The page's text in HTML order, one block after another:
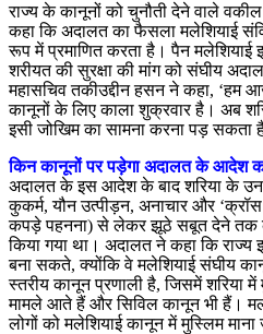
राज्य के कानूनों को चुनौती देने वाले
कहा कि अदालत का फैसला मलेशियाई
रूप में प्रमाणित करता है। पैन मलेशियाई
शरीयत की सुरक्षा की मांग को संघीय
महासचिव तकीउद्दीन हसन ने कहा, ‘हम
कानूनों के लिए काला शुक्रवार है। अब
इसी जोखिम का सामना करना पड़ सकता
किन कानूनों पर पड़ेगा अदालत के आदेश
अदालत के इस आदेश के बाद शरिया के उन
कुकर्म, यौन उत्पीड़न, अनाचार और
कपड़े पहनना) से लेकर झूठे सबूत देने तक के
किया गया था। अदालत ने कहा कि राज्य
बना सकते, क्योंकि वे मलेशियाई संघीय
स्तरीय कानून प्रणाली है, जिसमें शरिया में
मामले आते हैं और सिविल कानून भी हैं।
लोगों को मलेशियाई कानून में मुस्लिम माना